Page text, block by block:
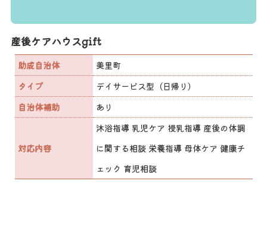
産後ケアハウスgift
助成自治体
美里町
タイプ
デイサービス型（日帰り）
自治体補助
あり
対応内容
沐浴指導 乳児ケア 授乳指導 産後の体調
に関する相談 栄養指導 母体ケア 健康チ
ェック 育児相談